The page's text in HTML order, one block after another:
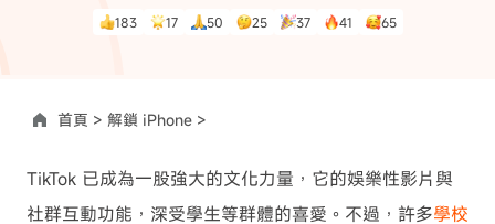
183 17 50 25 37 41 65
首頁 > 解鎖 iPhone >
TikTok 已成為一股強大的文化力量，它的娛樂性影片與
社群互動功能，深受學生等群體的喜愛。不過，許多學校